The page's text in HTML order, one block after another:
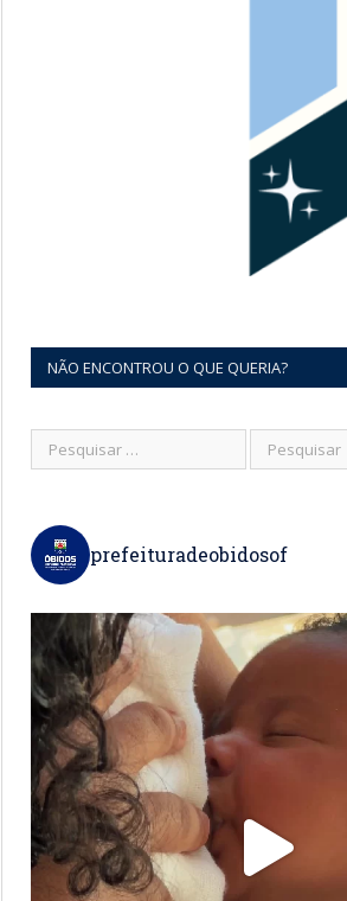
NÃO ENCONTROU O QUE QUERIA?
prefeituradeobidosof